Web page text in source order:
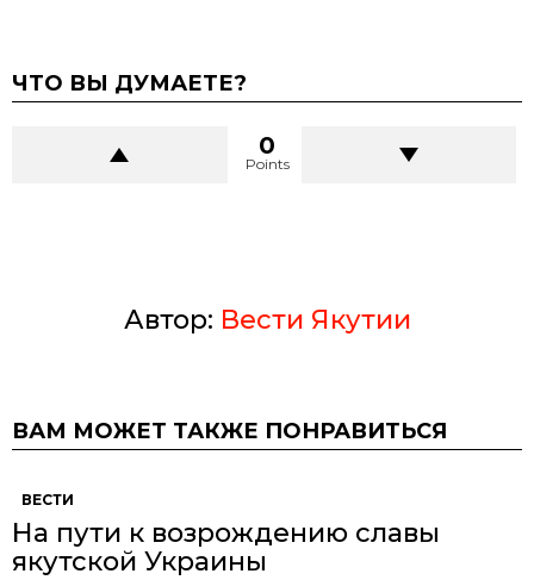
ЧТО ВЫ ДУМАЕТЕ?
0
Points
Автор: Вести Якутии
ВАМ МОЖЕТ ТАКЖЕ ПОНРАВИТЬСЯ
ВЕСТИ
На пути к возрождению славы
якутской Украины